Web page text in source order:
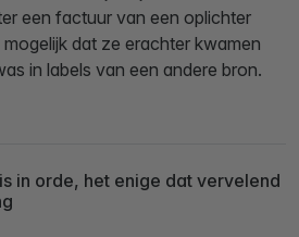
een factuur van een oplichter
dat ze erachter kwamen
in labels van een andere bron.
in orde, het enige dat vervelend